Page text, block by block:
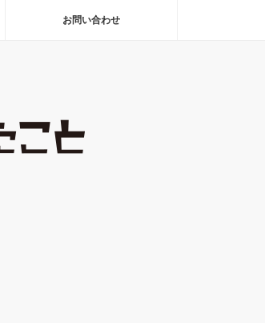
お問い合わせ